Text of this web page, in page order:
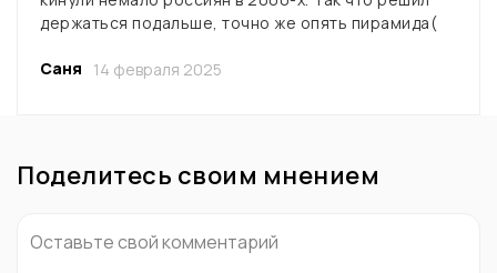
держаться подальше, точно же опять пирамида(
Саня 14 февраля 2025
Поделитесь своим мнением